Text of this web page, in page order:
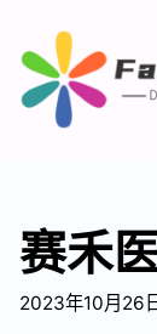
赛禾
2023年10月26